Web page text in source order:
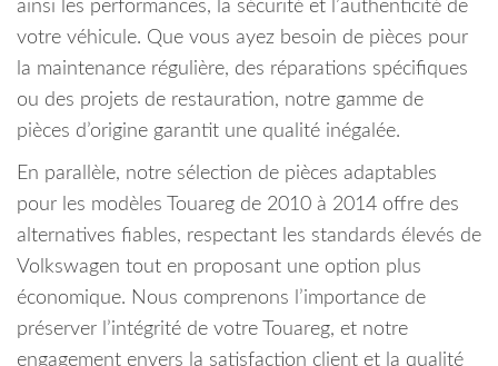
ainsi les performances, la sécurité et l’authenticité de
votre véhicule. Que vous ayez besoin de pièces pour
la maintenance régulière, des réparations spécifiques
ou des projets de restauration, notre gamme de
pièces d’origine garantit une qualité inégalée.
En parallèle, notre sélection de pièces adaptables
pour les modèles Touareg de 2010 à 2014 offre des
alternatives fiables, respectant les standards élevés de
Volkswagen tout en proposant une option plus
économique. Nous comprenons l’importance de
préserver l’intégrité de votre Touareg, et notre
engagement envers la satisfaction client et la qualité